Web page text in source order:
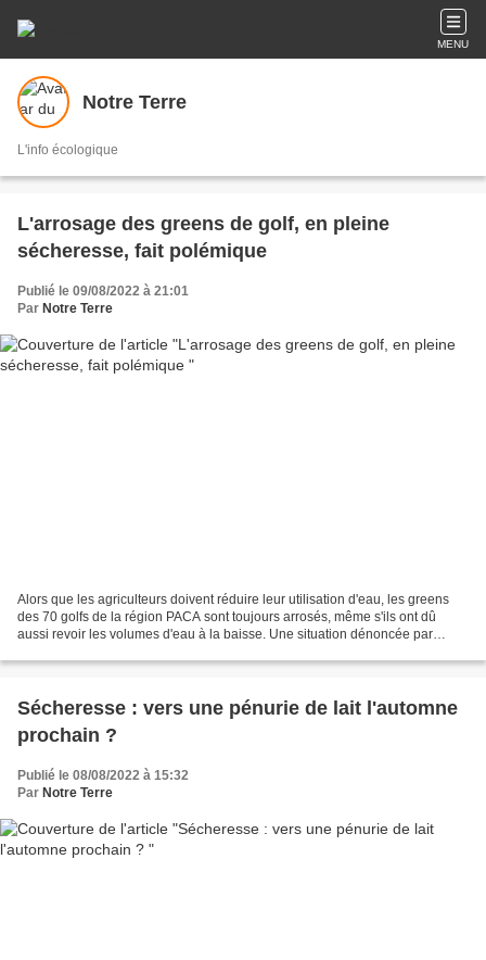
MENU
Notre Terre
L'info écologique
L'arrosage des greens de golf, en pleine
sécheresse, fait polémique
Publié le 09/08/2022 à 21:01
Par Notre Terre
Alors que les agriculteurs doivent réduire leur utilisation d'eau, les greens
des 70 golfs de la région PACA sont toujours arrosés, même s'ils ont dû
aussi revoir les volumes d'eau à la baisse. Une situation dénoncée par
Sécheresse : vers une pénurie de lait l'automne
prochain ?
Publié le 08/08/2022 à 15:32
Par Notre Terre